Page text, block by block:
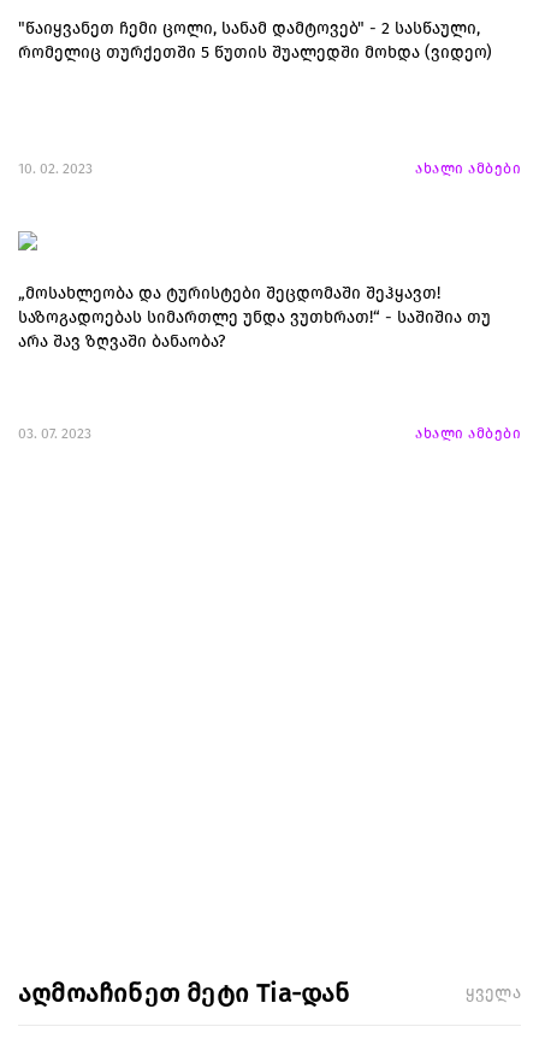
"წაიყვანეთ ჩემი ცოლი, სანამ დამტოვებ" - 2 სასწაული,
რომელიც თურქეთში 5 წუთის შუალედში მოხდა (ვიდეო)
10. 02. 2023 ახალი ამბები
„მოსახლეობა და ტურისტები შეცდომაში შეჰყავთ!
საზოგადოებას სიმართლე უნდა ვუთხრათ!“ - საშიშია თუ
არა შავ ზღვაში ბანაობა?
03. 07. 2023 ახალი ამბები
აღმოაჩინეთ მეტი Tia-დან ყველა